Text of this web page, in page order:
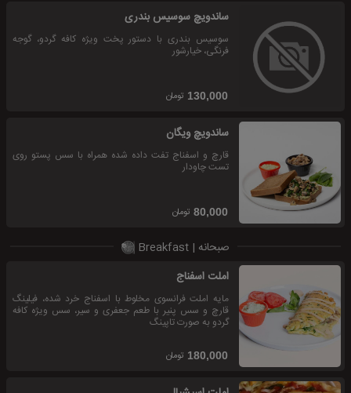
ساندویچ سوسیس بندری
سوسیس بندری با دستور پخت ویژه کافه گردو، گوجه
فرنگی، خیارشور
130,000 تومان
ساندویچ ویگان
قارچ و اسفناج تفت داده شده همراه با سس پستو روی
تست چاودار
80,000 تومان
صبحانه | Breakfast
املت اسفناج
مایه املت فرانسوی مخلوط با اسفناج خرد شده، فیلینگ
قارچ و سس پنیر با طعم جعفری و سیر، سس ویژه کافه
گردو به صورت تاپینگ
180,000 تومان